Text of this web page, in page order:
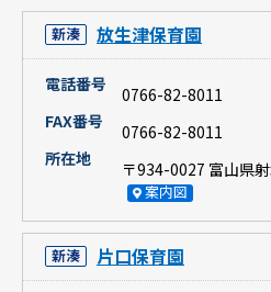
新湊 放生津保育園
電話番号
0766-82-8011
FAX番号
0766-82-8011
所在地
〒934-0027 富山県
案内図
新湊 片口保育園